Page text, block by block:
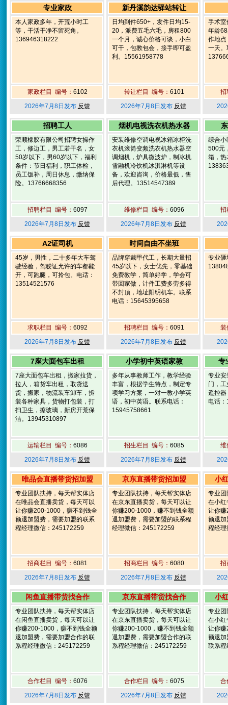
专业家政
本人家政多年，开荒小时工
等，干活干净不留死角。
136946318222
家政栏目 编号： 6102
2026年7月8日发布 反馈
新丹溪韵达驿站转让
日均到件650+，发件日均15-
20，派费五毛六毛，房租800
一个月，诚心价格可谈，小白
可干，包教包会，接手即可盈
利。15561958778
转让栏目 编号： 6101
2026年7月8日发布 反馈
手术室
年龄
作地点
一天。
招
招聘工人
荣顺橡胶有限公司招聘女操作
工，修边工，男工若干名，女
50岁以下，男60岁以下，福利
条件：节日福利，职工体检，
员工饭补，周日休息，缴纳保
险。13766668356
招聘栏目 编号： 6097
2026年7月8日发布 反馈
烟机电视洗衣机热水器
安装维修空调电视冰箱冰柜洗
衣机滚筒变频洗衣机热水器空
调烟机，炉具微波炉，制冰机
雪融机冷饮机冰淇淋机等设
备，欢迎咨询，价格最低，售
后代理。13514547389
维修栏目 编号： 6096
2026年7月8日发布 反馈
综合小
500元
箱，热
招
A2证司机
45岁，男性，二十多年大车驾
驶经验，驾驶证允许的车都能
开，可跑腿，可拎包。电话：
13514521576
求职栏目 编号： 6092
2026年7月8日发布 反馈
时间自由不坐班
品牌穿戴甲代工，长期大量招
45岁以下，女士优先，零基础
免费教学，简单好学，学会可
带回家做，计件工费多劳多得
不封顶，地址阳明机车。联系
电话：15645395658
招聘栏目 编号： 6091
2026年7月8日发布 反馈
专业砸
装
7座大面包车出租
7座大面包车出租，搬家拉货，
拉人，箱货车出租，取货送
货，搬家，物流装车卸车，拆
装各种家具，货物打包装，打
扫卫生，擦玻璃，新房开荒保
洁。13945310897
运输栏目 编号： 6086
2026年7月8日发布 反馈
小学初中英语家教
多年从事教师工作，教学经验
丰富，根据学生特点，制定专
项学习方案，一对一教小学英
语，初中英语。联系电话：
15945758661
招生栏目 编号： 6085
2026年7月8日发布 反馈
专
专业安
门，
遥控器
电话
维
唯品会直播带货招加盟
专业团队扶持，每天帮实体店
在唯品会直播卖货，每天可以
让你赚200-1000，赚不到钱全
额退加盟费，需要加盟的联系
程经理微信：245172259
招商栏目 编号： 6081
2026年7月8日发布 反馈
京东直播带货招加盟
专业团队扶持，每天帮实体店
在京东直播卖货，每天可以让
你赚200-1000，赚不到钱全额
退加盟费，需要加盟的联系程
经理微信：245172259
招商栏目 编号： 6080
2026年7月8日发布 反馈
小
专业团
在小红
让你
额退加
程经
招
闲鱼直播带货找合作
专业团队扶持，每天帮实体店
在闲鱼直播卖货，每天可以让
你赚200-1000，赚不到钱全额
退加盟费，需要加盟合作的联
系程经理微信：245172259
合作栏目 编号： 6076
2026年7月8日发布 反馈
京东直播带货找合作
专业团队扶持，每天帮实体店
在京东直播卖货，每天可以让
你赚200-1000，赚不到钱全额
退加盟费，需要加盟合作的联
系程经理微信：245172259
合作栏目 编号： 6075
2026年7月8日发布 反馈
小
专业团
在小红
让你
额退加
联系
合